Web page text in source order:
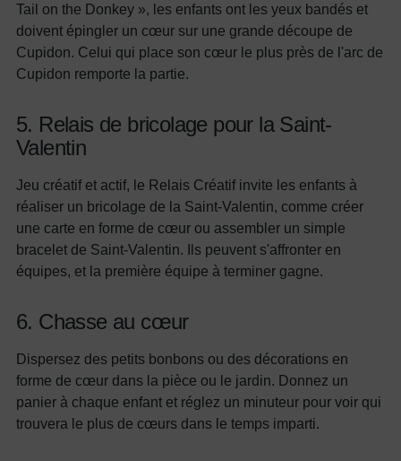
Tail on the Donkey », les enfants ont les yeux bandés et
doivent épingler un cœur sur une grande découpe de
Cupidon. Celui qui place son cœur le plus près de l'arc de
Cupidon remporte la partie.
5. Relais de bricolage pour la Saint-
Valentin
Jeu créatif et actif, le Relais Créatif invite les enfants à
réaliser un bricolage de la Saint-Valentin, comme créer
une carte en forme de cœur ou assembler un simple
bracelet de Saint-Valentin. Ils peuvent s'affronter en
équipes, et la première équipe à terminer gagne.
6. Chasse au cœur
Dispersez des petits bonbons ou des décorations en
forme de cœur dans la pièce ou le jardin. Donnez un
panier à chaque enfant et réglez un minuteur pour voir qui
trouvera le plus de cœurs dans le temps imparti.